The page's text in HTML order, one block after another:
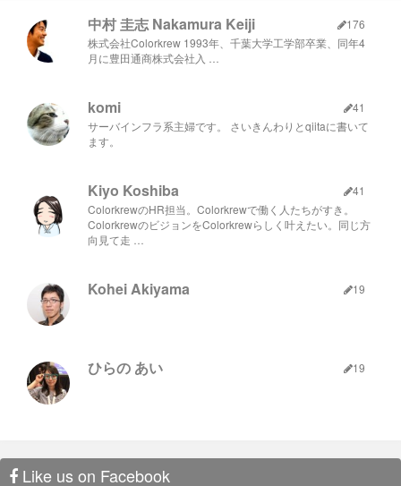
中村 圭志 Nakamura Keiji
176
株式会社Colorkrew 1993年、千葉大学工学部卒業、同年4
月に豊田通商株式会社入 …
komi
41
サーバインフラ系主婦です。 さいきんわりとqiitaに書いて
ます。
Kiyo Koshiba
41
ColorkrewのHR担当。Colorkrewで働く人たちがすき。
ColorkrewのビジョンをColorkrewらしく叶えたい。同じ方
向見て走 …
Kohei Akiyama 19
ひらの あい 19
Like us on Facebook